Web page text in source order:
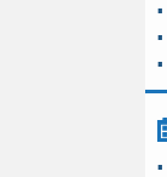
▪
▪
▪
▪